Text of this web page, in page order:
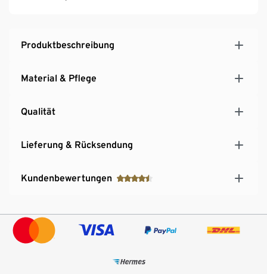
Produktbeschreibung
Material & Pflege
Qualität
Lieferung & Rücksendung
Kundenbewertungen